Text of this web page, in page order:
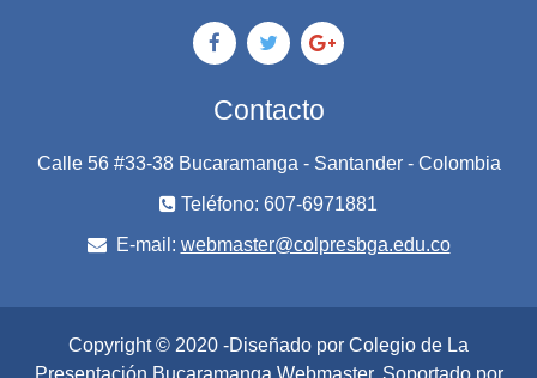
Contacto
Calle 56 #33-38 Bucaramanga - Santander - Colombia
Teléfono: 607-6971881
E-mail: webmaster@colpresbga.edu.co
Copyright © 2020 -Diseñado por Colegio de La
Presentación Bucaramanga Webmaster. Soportado por